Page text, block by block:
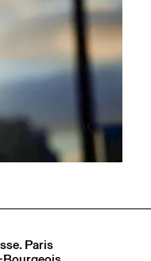
Paris